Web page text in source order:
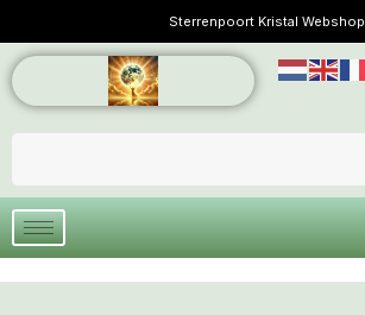
Sterrenpoort Kristal Webshop